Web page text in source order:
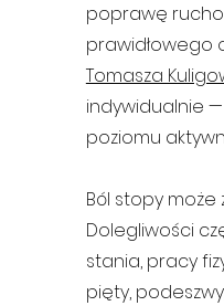
poprawę
prawidłowego
Tomasza
indywidualnie
poziomu
​Ból stopy
Dolegliwości
stania, pracy
pięty,